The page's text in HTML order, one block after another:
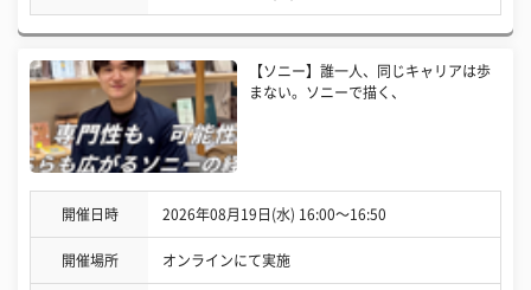
【ソニー】誰一人、同じキャリアは歩
まない。ソニーで描く、
開催日時 2026年08月19日(水) 16:00〜16:50
開催場所 オンラインにて実施